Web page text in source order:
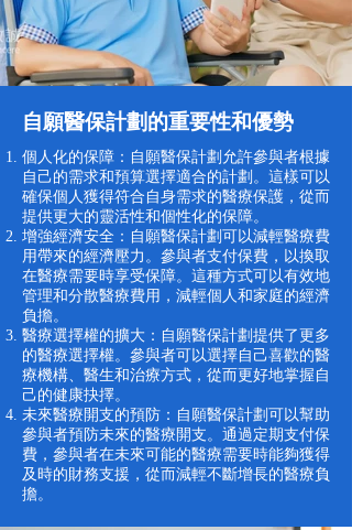
自願醫保計劃的重要性和優勢
個人化的保障：自願醫保計劃允許參與者根據
自己的需求和預算選擇適合的計劃。這樣可以
確保個人獲得符合自身需求的醫療保護，從而
提供更大的靈活性和個性化的保障。
增強經濟安全：自願醫保計劃可以減輕醫療費
用帶來的經濟壓力。參與者支付保費，以換取
在醫療需要時享受保障。這種方式可以有效地
管理和分散醫療費用，減輕個人和家庭的經濟
負擔。
醫療選擇權的擴大：自願醫保計劃提供了更多
的醫療選擇權。參與者可以選擇自己喜歡的醫
療機構、醫生和治療方式，從而更好地掌握自
己的健康抉擇。
未來醫療開支的預防：自願醫保計劃可以幫助
參與者預防未來的醫療開支。通過定期支付保
費，參與者在未來可能的醫療需要時能夠獲得
及時的財務支援，從而減輕不斷增長的醫療負
擔。